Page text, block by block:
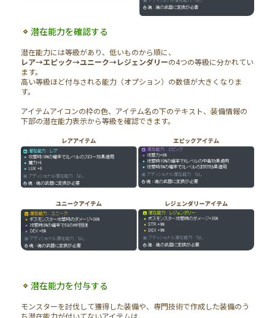
潜在能力を確認する
潜在能力には等級があり、低いものから順に、
レア→エピック→ユニーク→レジェンダリーの4つの等級に分かれてい
ます。
高い等級ほど付与される能力（オプション）の数値が大きくなりま
す。
アイテムアイコンの枠の色、アイテム名の下のテキスト、装備情報の
下部の潜在能力表示から等級を確認できます。
潜在能力を付与する
モンスターを討伐して獲得した装備や、専門技術で作成した装備のう